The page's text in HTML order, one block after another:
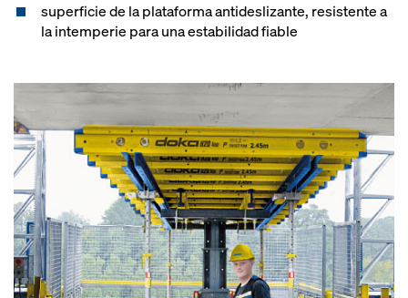
superficie de la plataforma antideslizante, resistente a
la intemperie para una estabilidad fiable